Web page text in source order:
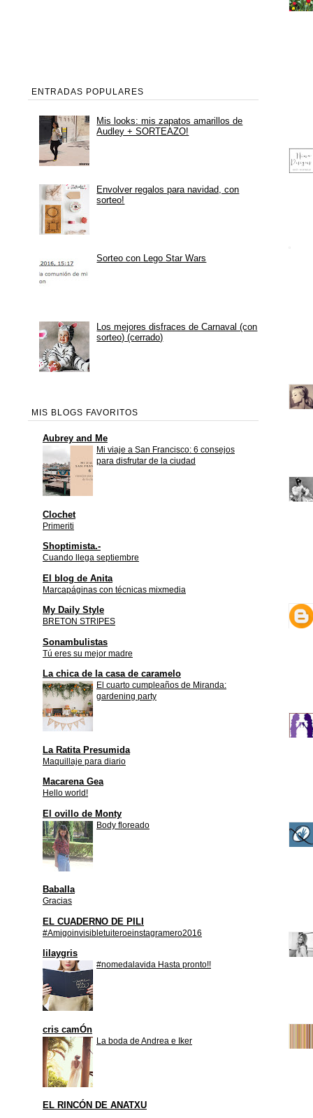
ENTRADAS POPULARES
Mis looks: mis zapatos amarillos de
Audley + SORTEAZO!
Envolver regalos para navidad, con
sorteo!
Sorteo con Lego Star Wars
Los mejores disfraces de Carnaval (con
sorteo) (cerrado)
MIS BLOGS FAVORITOS
Aubrey and Me
Mi viaje a San Francisco: 6 consejos
para disfrutar de la ciudad
Clochet
Primeriti
Shoptimista.-
Cuando llega septiembre
El blog de Anita
Marcapáginas con técnicas mixmedia
My Daily Style
BRETON STRIPES
Sonambulistas
Tú eres su mejor madre
La chica de la casa de caramelo
El cuarto cumpleaños de Miranda:
gardening party
La Ratita Presumida
Maquillaje para diario
Macarena Gea
Hello world!
El ovillo de Monty
Body floreado
Baballa
Gracias
EL CUADERNO DE PILI
#Amigoinvisibletuiteroeinstagramero2016
lilaygris
#nomedalavida Hasta pronto!!
cris camÓn
La boda de Andrea e Iker
EL RINCÓN DE ANATXU